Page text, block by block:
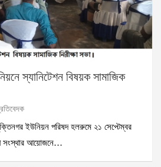
স্যানিটেশন বিষয়ক সামাজিক
ইউনিয়ন পরিষদ হলরুমে ২১ সেপ্টেম্বর
সংস্থার আয়োজনে…